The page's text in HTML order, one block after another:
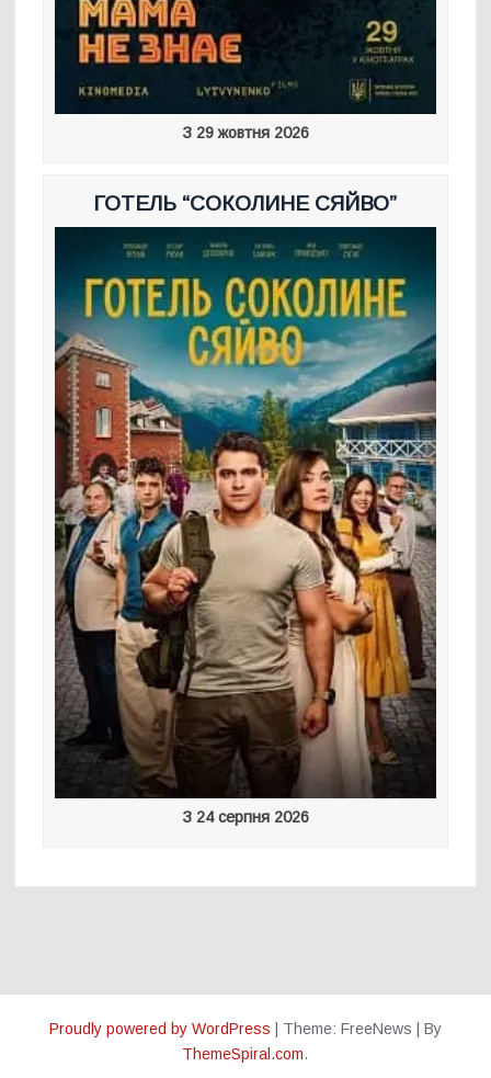
З 29 жовтня 2026
ГОТЕЛЬ “СОКОЛИНЕ СЯЙВО”
З 24 серпня 2026
Proudly powered by WordPress Theme: FreeNews
By
ThemeSpiral.com.